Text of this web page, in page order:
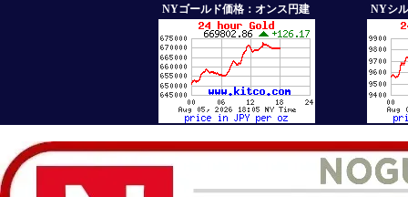
NYゴールド価格：オンス円建 NYシ